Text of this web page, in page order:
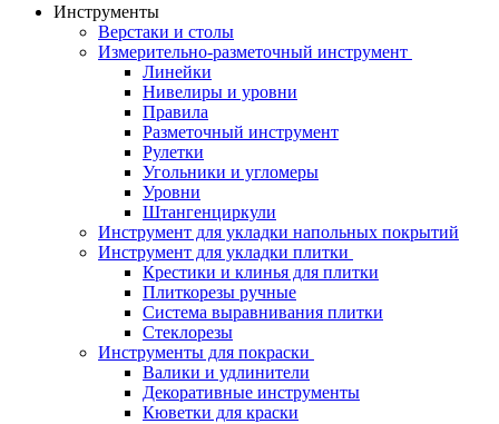
Инструменты
Верстаки и столы
Измерительно-разметочный инструмент
Линейки
Нивелиры и уровни
Правила
Разметочный инструмент
Рулетки
Угольники и угломеры
Уровни
Штангенциркули
Инструмент для укладки напольных покрытий
Инструмент для укладки плитки
Крестики и клинья для плитки
Плиткорезы ручные
Система выравнивания плитки
Стеклорезы
Инструменты для покраски
Валики и удлинители
Декоративные инструменты
Кюветки для краски